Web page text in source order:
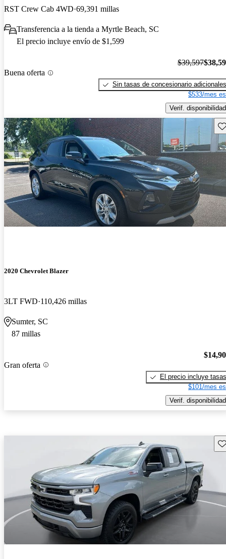
RST Crew Cab 4WD 69,391 millas
Transferencia a la tienda a Myrtle Beach, SC
El precio incluye envío de $1,599
Buena oferta
$39,597
Sin tasas de concesionario adicionales
$533/mes
Verif. disponibilidad
2020 Chevrolet Blazer
3LT FWD 110,426 millas
Sumter, SC
87 millas
Gran oferta
El precio incluye tasas
$101/mes
Verif. disponibilidad